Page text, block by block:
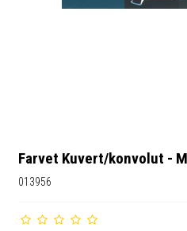
Farvet Kuvert/konvolut -
013956